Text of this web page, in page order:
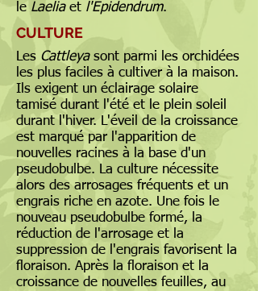
le Laeliaet l'Epidendrum.
CULTURE
Les Cattleyasont parmi les orchidées
les plus faciles à cultiver à la maison.
Ils exigent un éclairage solaire
tamisé durant l'été et le plein soleil
durant l'hiver. L'éveil de la croissance
est marqué par l'apparition de
nouvelles racines à la base d'un
pseudobulbe. La culture nécessite
alors des arrosages fréquents et un
engrais riche en azote. Une fois le
nouveau pseudobulbe formé, la
réduction de l'arrosage et la
suppression de l'engrais favorisent la
floraison. Après la floraison et la
croissance de nouvelles feuilles, au